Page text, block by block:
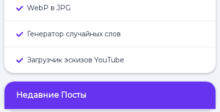
WebP в JPG
Генератор случайных слов
Загрузчик эскизов YouTube
Недавние Посты